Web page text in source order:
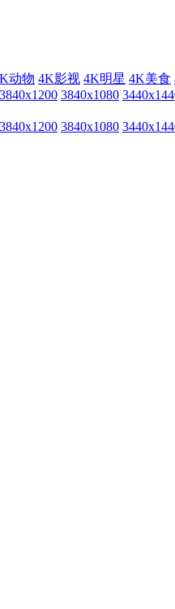
动物 4K影视 4K明星 4K美食
3840x1200 3840x1080
3840x1200 3840x1080